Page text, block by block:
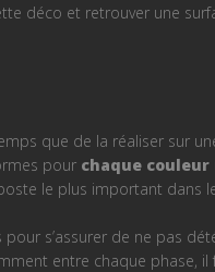
déco et retrouver une
que de la réaliser sur
pour chaque
le plus important dans
s’assurer de ne pas
entre chaque phase, il